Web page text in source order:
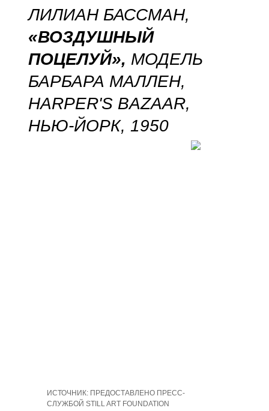
ЛИЛИАН БАССМАН,
«ВОЗДУШНЫЙ
ПОЦЕЛУЙ», МОДЕЛЬ
БАРБАРА МАЛЛЕН,
HARPER'S BAZAAR,
НЬЮ-ЙОРК, 1950
ИСТОЧНИК: ПРЕДОСТАВЛЕНО ПРЕСС-
СЛУЖБОЙ STILL ART FOUNDATION